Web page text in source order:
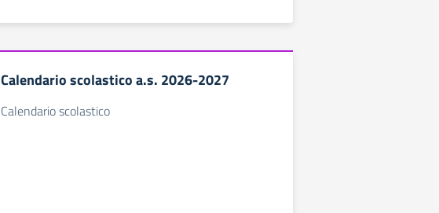
Calendario scolastico a.s. 2026-2027
Calendario scolastico